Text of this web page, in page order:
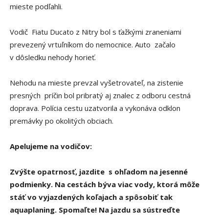
mieste podľahli.
Vodič Fiatu Ducato z Nitry bol s ťažkými zraneniami
prevezený vrtuľníkom do nemocnice. Auto začalo
v dôsledku nehody horieť.
Nehodu na mieste prevzal vyšetrovateľ, na zistenie
presných príčin bol pribratý aj znalec z odboru cestná
doprava. Polícia cestu uzatvorila a vykonáva odklon
premávky po okolitých obciach.
Apelujeme na vodičov:
Zvýšte opatrnosť, jazdite s ohľadom na jesenné
podmienky. Na cestách býva viac vody, ktorá môže
stáť vo vyjazdených koľajach a spôsobiť tak
aquaplaning. Spomaľte! Na jazdu sa sústreďte